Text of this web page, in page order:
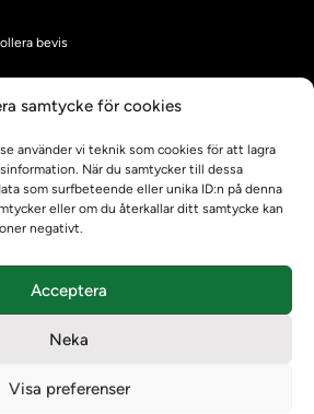
samtycke för cookies
använder vi teknik som cookies för att lagra
När du samtycker till dessa
som surfbeteende eller unika ID:n på denna
eller om du återkallar ditt samtycke kan
negativt.
Acceptera
Neka
Visa preferenser
bevis
och arbetet på Ladokkonsortiet
lärosätenas Ladoksupport